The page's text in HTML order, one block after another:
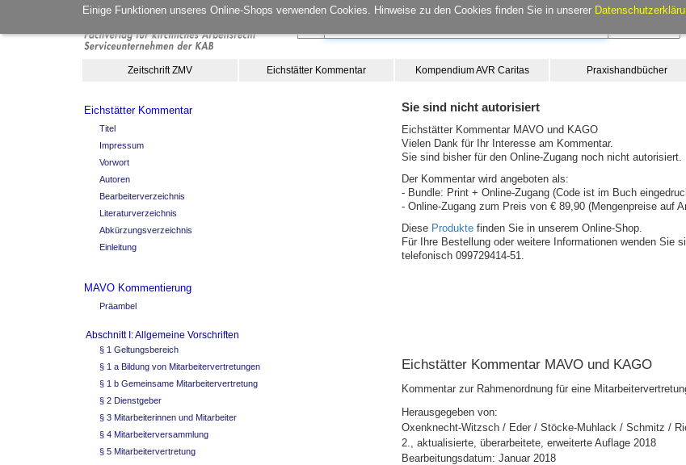
Einige Funktionen unseres Online-Shops verwenden Cookies. Hinweise zu den Cookies finden Sie in unserer
Zeitschrift ZMV Eichstätter Kommentar Kompendium AVR Caritas Praxishandbücher
Eichstätter Kommentar
Titel
Impressum
Vorwort
Autoren
Bearbeiterverzeichnis
Literaturverzeichnis
Abkürzungsverzeichnis
Einleitung
MAVO Kommentierung
Präambel
Abschnitt I: Allgemeine Vorschriften
§ 1 Geltungsbereich
§ 1 a Bildung von Mitarbeitervertretungen
§ 1 b Gemeinsame Mitarbeitervertretung
§ 2 Dienstgeber
§ 3 Mitarbeiterinnen und Mitarbeiter
§ 4 Mitarbeiterversammlung
§ 5 Mitarbeitervertretung
Sie sind nicht autorisiert
Eichstätter Kommentar MAVO und KAGO
Vielen Dank für Ihr Interesse am Kommentar.
Sie sind bisher für den Online-Zugang noch nicht autorisiert.
Der Kommentar wird angeboten als:
- Bundle: Print + Online-Zugang (Code ist im Buch
- Online-Zugang zum Preis von € 89,90 (Mengenpreise auf
Diese Produkte finden Sie in unserem Online-Shop.
Für Ihre Bestellung oder weitere Informationen wenden Sie
telefonisch 099729414-51.
Eichstätter Kommentar MAVO und KAGO
Kommentar zur Rahmenordnung für eine
Herausgegeben von:
Oxenknecht-Witzsch / Eder / Stöcke-Muhlack / Schmitz /
2., aktualisierte, überarbeitete, erweiterte Auflage 2018
Bearbeitungsdatum: Januar 2018